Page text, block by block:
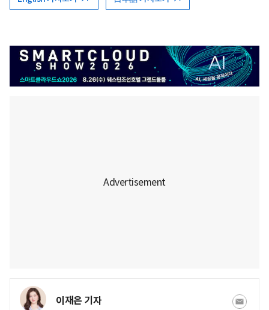
이재은 기자